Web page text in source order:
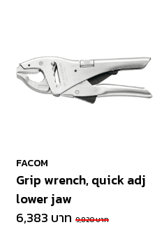
FACOM
Grip wrench, quick adj
lower jaw
6,383 บาท 9,820 บาท